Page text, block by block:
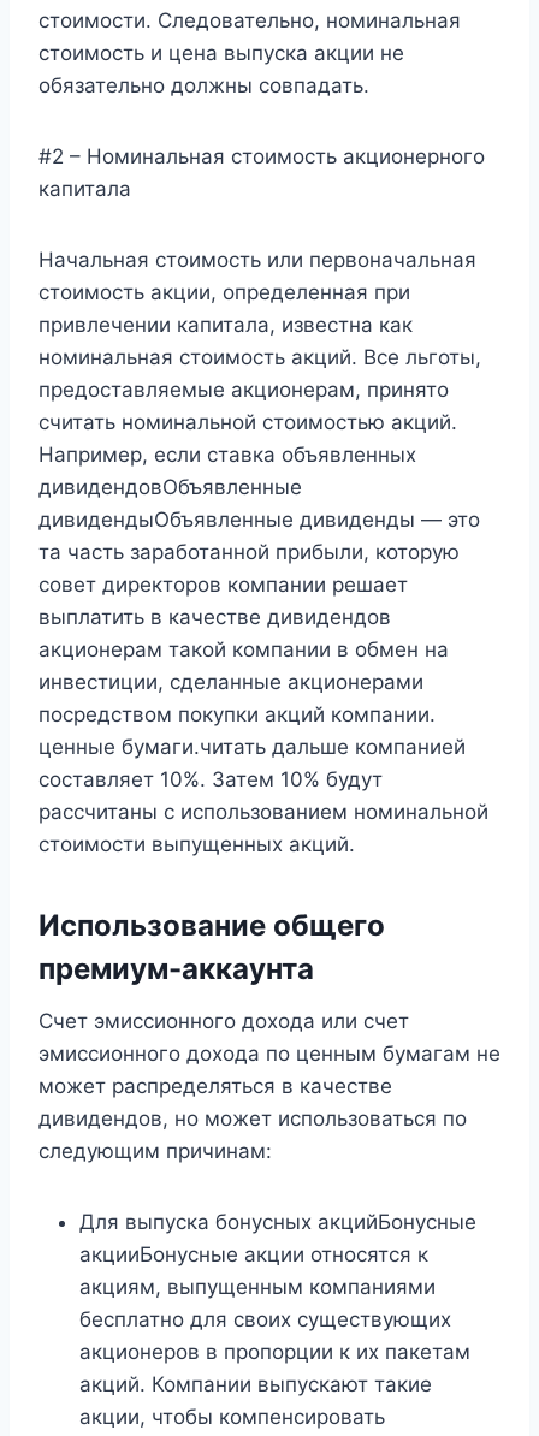
стоимости. Следовательно, номинальная
стоимость и цена выпуска акции не
обязательно должны совпадать.
#2 – Номинальная стоимость акционерного
капитала
Начальная стоимость или первоначальная
стоимость акции, определенная при
привлечении капитала, известна как
номинальная стоимость акций. Все льготы,
предоставляемые акционерам, принято
считать номинальной стоимостью акций.
Например, если ставка объявленных
дивидендовОбъявленные
дивидендыОбъявленные дивиденды — это
та часть заработанной прибыли, которую
совет директоров компании решает
выплатить в качестве дивидендов
акционерам такой компании в обмен на
инвестиции, сделанные акционерами
посредством покупки акций компании.
ценные бумаги.читать дальше компанией
составляет 10%. Затем 10% будут
рассчитаны с использованием номинальной
стоимости выпущенных акций.
Использование общего
премиум-аккаунта
Счет эмиссионного дохода или счет
эмиссионного дохода по ценным бумагам не
может распределяться в качестве
дивидендов, но может использоваться по
следующим причинам:
Для выпуска бонусных акцийБонусные
акцииБонусные акции относятся к
акциям, выпущенным компаниями
бесплатно для своих существующих
акционеров в пропорции к их пакетам
акций. Компании выпускают такие
акции, чтобы компенсировать